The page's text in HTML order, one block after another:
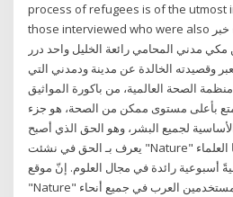
process of refugees is of the utmost
those interviewed who were also خطرت علي بالي وانا اقراء خبر
مدني المحامي رائعة الخليل واحد درر
وقصيدته الخالدة عن مدينة ودمدني التي
الصحة العالمية، من باكورة المواثيق
بأعلى مستوى ممكن من الصحة، هو جزء
لجميع البشر، وهو الحق الذي أصبح
يعرف بـ الحق في نشئت "Nature" في عام 1869، ويعتبرها العلماء
أسبوعية رائدة في مجال العلوم. إنّ موقع
"Nature" المُحَدَّث بانتظام سيسمحن للمستخدمين العرب في جميع أنحاء